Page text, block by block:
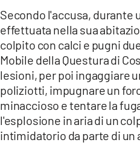
ANDROID
APPLE
Secondo l'accusa, durante
effettuata nella sua
colpito con calci e pugni
Mobile della Questura di
lesioni, per poi ingaggiare
poliziotti, impugnare un
minaccioso e tentare la
l'esplosione in aria di un
intimidatorio da parte di un